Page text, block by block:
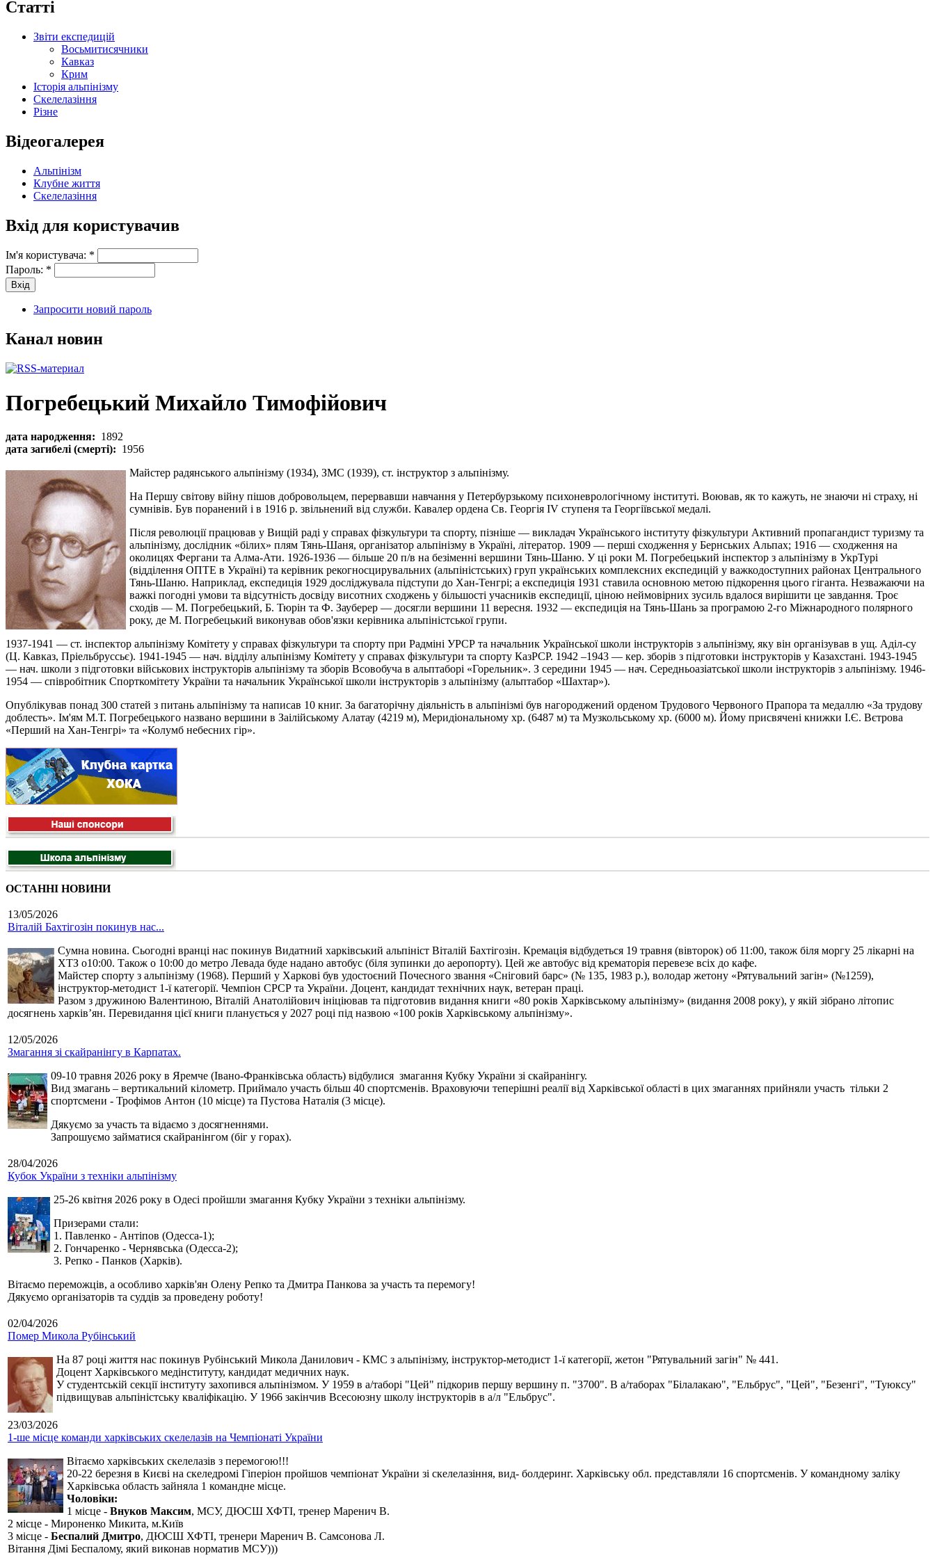
Статті
Звіти експедицій
Восьмитисячники
Кавказ
Крим
Історія альпінізму
Скелелазіння
Різне
Відеогалерея
Альпінізм
Клубне життя
Скелелазіння
Вхід для користувачив
Ім'я користувача: *
Пароль: *
Запросити новий пароль
Канал новин
Погребецький Михайло Тимофійович
дата народження: 1892
дата загибелі (смерті): 1956
Майстер радянського альпінізму (1934), ЗМС (1939), ст. інструктор з альпінізму.
На Першу світову війну пішов добровольцем, перервавши навчання у Петербурзькому психоневрологічному інституті. Воював, як то кажуть, не знаючи ні страху, ні
сумнівів. Був поранений і в 1916 р. звільнений від служби. Кавалер ордена Св. Георгія IV ступеня та Георгіївської медалі.
Після революції працював у Вищій раді у справах фізкультури та спорту, пізніше — викладач Українського інституту фізкультури Активний пропагандист туризму та
альпінізму, дослідник «білих» плям Тянь-Шаня, організатор альпінізму в Україні, літератор. 1909 — перші сходження у Бернських Альпах; 1916 — сходження на
околицях Фергани та Алма-Ати. 1926-1936 — більше 20 п/в на безіменні вершини Тянь-Шаню. У ці роки М. Погребецький інспектор з альпінізму в УкрТурі
(відділення ОПТЕ в Україні) та керівник рекогносцирувальних (альпіністських) груп українських комплексних експедицій у важкодоступних районах Центрального
Тянь-Шаню. Наприклад, експедиція 1929 досліджувала підступи до Хан-Тенгрі; а експедиція 1931 ставила основною метою підкорення цього гіганта. Незважаючи на
важкі погодні умови та відсутність досвіду висотних сходжень у більшості учасників експедиції, ціною неймовірних зусиль вдалося вирішити це завдання. Троє
сходів — М. Погребецький, Б. Тюрін та Ф. Зауберер — досягли вершини 11 вересня. 1932 — експедиція на Тянь-Шань за програмою 2-го Міжнародного полярного
року, де М. Погребецький виконував обов'язки керівника альпіністської групи.
1937-1941 — ст. інспектор альпінізму Комітету у справах фізкультури та спорту при Радміні УРСР та начальник Української школи інструкторів з альпінізму, яку він організував в ущ. Аділ-су
(Ц. Кавказ, Пріельбруссьє). 1941-1945 — нач. відділу альпінізму Комітету у справах фізкультури та спорту КазРСР. 1942 –1943 — кер. зборів з підготовки інструкторів у Казахстані. 1943-1945
— нач. школи з підготовки військових інструкторів альпінізму та зборів Всовобуча в альптаборі «Горельник». З середини 1945 — нач. Середньоазіатської школи інструкторів з альпінізму. 1946-
1954 — співробітник Спорткомітету України та начальник Української школи інструкторів з альпінізму (альптабор «Шахтар»).
Опублікував понад 300 статей з питань альпінізму та написав 10 книг. За багаторічну діяльність в альпінізмі був нагороджений орденом Трудового Червоного Прапора та медаллю «За трудову
доблесть». Ім'ям М.Т. Погребецького названо вершини в Заілійському Алатау (4219 м), Меридіональному хр. (6487 м) та Музкольському хр. (6000 м). Йому присвячені книжки І.Є. Вєтрова
«Перший на Хан-Тенгрі» та «Колумб небесних гір».
ОСТАННІ НОВИНИ
13/05/2026
Віталій Бахтігозін покинув нас...
Сумна новина. Сьогодні вранці нас покинув Видатний харківський альпініст Віталій Бахтігозін. Кремація відбудеться 19 травня (вівторок) об 11:00, також біля моргу 25 лікарні на
ХТЗ о10:00. Також о 10:00 до метро Левада буде надано автобус (біля зупинки до аеропорту). Цей же автобус від крематорія перевезе всіх до кафе.
Майстер спорту з альпінізму (1968). Перший у Харкові був удостоєний Почесного звання «Сніговий барс» (№ 135, 1983 р.), володар жетону «Рятувальний загін» (№1259),
інструктор-методист 1-ї категорії. Чемпіон СРСР та України. Доцент, кандидат технічних наук, ветеран праці.
Разом з дружиною Валентиною, Віталій Анатолійович ініціював та підготовив видання книги «80 років Харківському альпінізму» (видання 2008 року), у якій зібрано літопис
досягнень харків’ян. Перевидання цієї книги планується у 2027 році під назвою «100 років Харківському альпінізму».
12/05/2026
Змагання зі скайранінгу в Карпатах.
09-10 травня 2026 року в Яремче (Івано-Франківська область) відбулися змагання Кубку України зі скайранінгу.
Вид змагань – вертикальний кілометр. Приймало участь більш 40 спортсменів. Враховуючи теперішні реалії від Харківської області в цих змаганнях прийняли участь тільки 2
спортсмени - Трофімов Антон (10 місце) та Пустова Наталія (3 місце).
Дякуємо за участь та відаємо з досягненнями.
Запрошуємо займатися скайранінгом (біг у горах).
28/04/2026
Кубок України з техніки альпінізму
25-26 квітня 2026 року в Одесі пройшли змагання Кубку України з техніки альпінізму.
Призерами стали:
1. Павленко - Антіпов (Одесса-1);
2. Гончаренко - Чернявська (Одесса-2);
3. Репко - Панков (Харків).
Вітаємо переможців, а особливо харків'ян Олену Репко та Дмитра Панкова за участь та перемогу!
Дякуємо організаторів та суддів за проведену роботу!
02/04/2026
Помер Микола Рубінський
На 87 році життя нас покинув Рубінський Микола Данилович - КМС з альпінізму, інструктор-методист 1-ї категорії, жетон "Рятувальний загін" № 441.
Доцент Харківського медінституту, кандидат медичних наук.
У студентській секції інституту захопився альпінізмом. У 1959 в а/таборі "Цей" підкорив першу вершину п. "3700". В а/таборах "Білалакаю", "Ельбрус", "Цей", "Безенгі", "Туюксу"
підвищував альпіністську кваліфікацію. У 1966 закінчив Всесоюзну школу інструкторів в а/л "Ельбрус".
23/03/2026
1-ше місце команди харківських скелелазів на Чемпіонаті України
Вітаємо харківських скелелазів з перемогою!!!
20-22 березня в Києві на скеледромі Гіперіон пройшов чемпіонат України зі скелелазіння, вид- болдеринг. Харківську обл. представляли 16 спортсменів. У командному заліку
Харківська область зайняла 1 командне місце.
Чоловіки:
1 місце - Внуков Максим, МСУ, ДЮСШ ХФТІ, тренер Маренич В.
2 місце - Мироненко Микита, м.Київ
3 місце - Беспалий Дмитро, ДЮСШ ХФТІ, тренери Маренич В. Самсонова Л.
Вітання Дімі Беспалому, який виконав норматив МСУ)))